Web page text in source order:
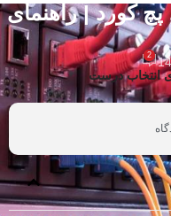
پچ کورد | راهنمای
2
انتخاب درست